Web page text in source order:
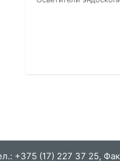
+375 (17) 227 37 25,